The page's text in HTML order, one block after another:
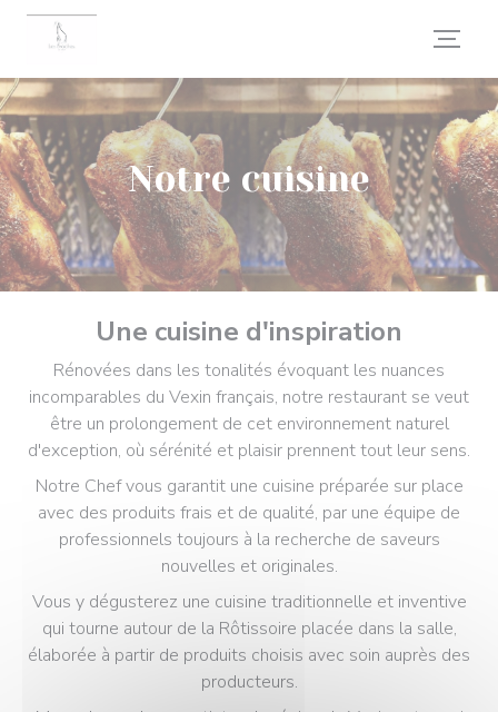
Personnalisation de vos choix en matière de cookies
Notre cuisine
Une cuisine d'inspiration
Rénovées dans les tonalités évoquant les nuances
incomparables du Vexin français, notre restaurant se veut
être un prolongement de cet environnement naturel
d'exception, où sérénité et plaisir prennent tout leur sens.
Notre Chef vous garantit une cuisine préparée sur place
avec des produits frais et de qualité, par une équipe de
professionnels toujours à la recherche de saveurs
nouvelles et originales.
Vous y dégusterez une cuisine traditionnelle et inventive
qui tourne autour de la Rôtissoire placée dans la salle,
élaborée à partir de produits choisis avec soin auprès des
producteurs.